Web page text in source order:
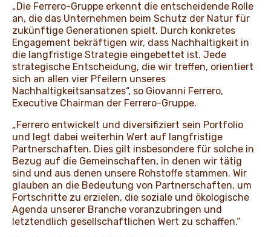
„Die Ferrero-Gruppe erkennt die entscheidende Rolle
an, die das Unternehmen beim Schutz der Natur für
zukünftige Generationen spielt. Durch konkretes
Engagement bekräftigen wir, dass Nachhaltigkeit in
die langfristige Strategie eingebettet ist. Jede
strategische Entscheidung, die wir treffen, orientiert
sich an allen vier Pfeilern unseres
Nachhaltigkeitsansatzes“, so Giovanni Ferrero,
Executive Chairman der Ferrero-Gruppe.
„Ferrero entwickelt und diversifiziert sein Portfolio
und legt dabei weiterhin Wert auf langfristige
Partnerschaften. Dies gilt insbesondere für solche in
Bezug auf die Gemeinschaften, in denen wir tätig
sind und aus denen unsere Rohstoffe stammen. Wir
glauben an die Bedeutung von Partnerschaften, um
Fortschritte zu erzielen, die soziale und ökologische
Agenda unserer Branche voranzubringen und
letztendlich gesellschaftlichen Wert zu schaffen.“